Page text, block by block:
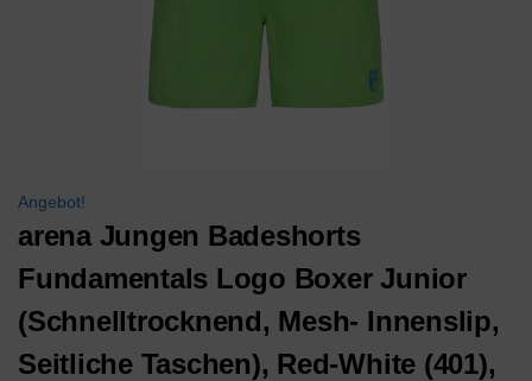
Angebot!
arena Jungen Badeshorts
Fundamentals Logo Boxer Junior
(Schnelltrocknend, Mesh- Innenslip,
Seitliche Taschen), Red-White (401),